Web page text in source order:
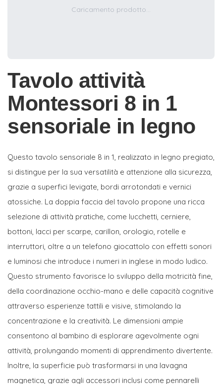
Caricamento prodotto...
Tavolo attività
Montessori 8 in 1
sensoriale in legno
Questo tavolo sensoriale 8 in 1, realizzato in legno pregiato,
si distingue per la sua versatilità e attenzione alla sicurezza,
grazie a superfici levigate, bordi arrotondati e vernici
atossiche. La doppia faccia del tavolo propone una ricca
selezione di attività pratiche, come lucchetti, cerniere,
bottoni, lacci per scarpe, carillon, orologio, rotelle e
interruttori, oltre a un telefono giocattolo con effetti sonori
e luminosi che introduce i numeri in inglese in modo ludico.
Questo strumento favorisce lo sviluppo della motricità fine,
della coordinazione occhio-mano e delle capacità cognitive
attraverso esperienze tattili e visive, stimolando la
concentrazione e la creatività. Le dimensioni ampie
consentono al bambino di esplorare agevolmente ogni
attività, prolungando momenti di apprendimento divertente.
Inoltre, la superficie può trasformarsi in una lavagna
magnetica, grazie agli accessori inclusi come pennarelli